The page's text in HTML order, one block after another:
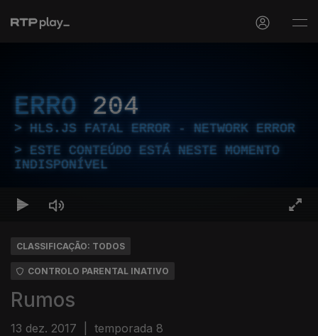
ERRO 204
HLS.JS FATAL ERROR - NETWORK ERROR
ESTE CONTEÚDO ESTÁ NESTE MOMENTO
INDISPONÍVEL
CLASSIFICAÇÃO: TODOS
CONTROLO PARENTAL INATIVO
Rumos
13 dez. 2017 temporada 8